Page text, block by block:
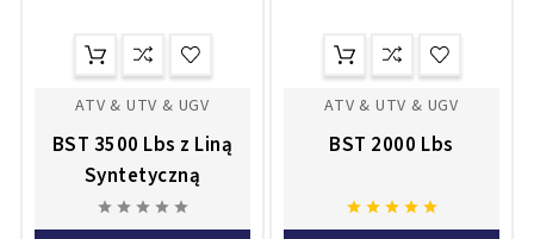
ATV & UTV & UGV
BST 3500 Lbs z Liną
Syntetyczną
    
ATV & UTV & UGV
BST 2000 Lbs
    